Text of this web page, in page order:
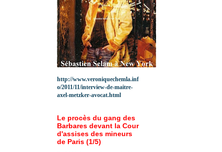
http://www.veroniquechemla.inf
o/2011/11/interview-de-maitre-
axel-metzker-avocat.html
Le procès du gang des
Barbares devant la Cour
d'assises des mineurs
de Paris (1/5)